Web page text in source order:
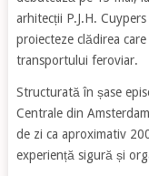
arhitecții P.J.H.
proiecteze clădirea
transportului feroviar.
Structurată în șase
Centrale din
de zi ca aproximativ
experiență sigură și